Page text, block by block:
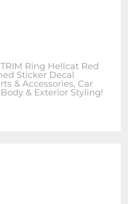
Ring Hellcat Red
Sticker Decal
& Accessories, Car
& Exterior Styling!